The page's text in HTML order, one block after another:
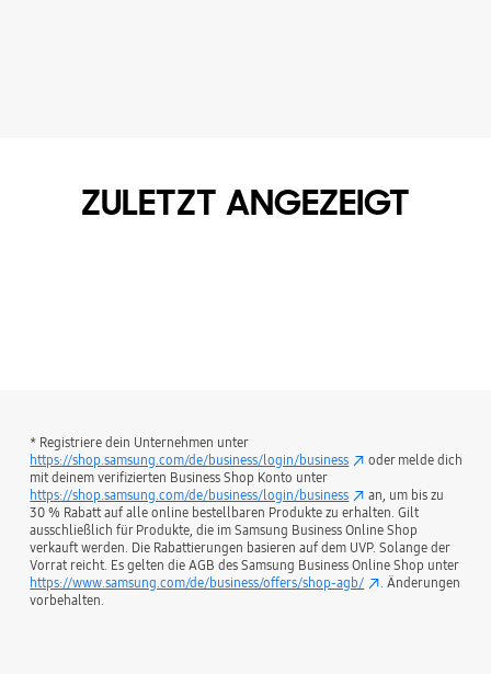
ZULETZT ANGEZEIGT
* Registriere dein Unternehmen unter
https://shop.samsung.com/de/business/login/business
oder melde dich
mit deinem verifizierten Business Shop Konto unter
https://shop.samsung.com/de/business/login/business
an, um bis zu
30 % Rabatt auf alle online bestellbaren Produkte zu erhalten. Gilt
ausschließlich für Produkte, die im Samsung Business Online Shop
verkauft werden. Die Rabattierungen basieren auf dem UVP. Solange der
Vorrat reicht. Es gelten die AGB des Samsung Business Online Shop unter
https://www.samsung.com/de/business/offers/shop-agb/
. Änderungen
vorbehalten.